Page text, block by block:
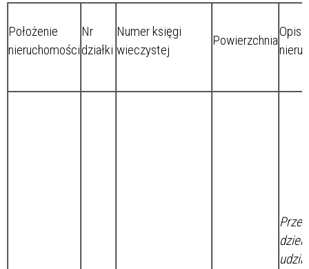
Położenie
nieruchomości
Nr
działki
Numer księgi
wieczystej
Powierzchnia
Opis